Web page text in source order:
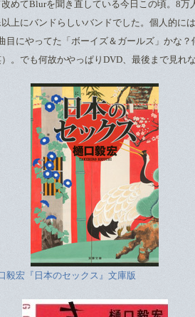
めてBlurを聞き直している今日この頃。8万
上にバンドらしいバンドでした。個人的に
目にやってた「ボーイズ＆ガールズ」かな？
。でも何故かやっぱりDVD、最後まで見れ
毅宏『日本のセックス』文庫版